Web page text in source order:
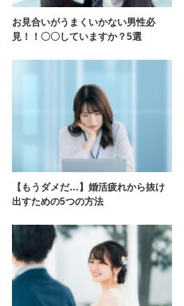
お見合いがうまくいかない男性必
見！！〇〇していますか？5選
【もうダメだ…】婚活疲れから抜け
出すための5つの方法